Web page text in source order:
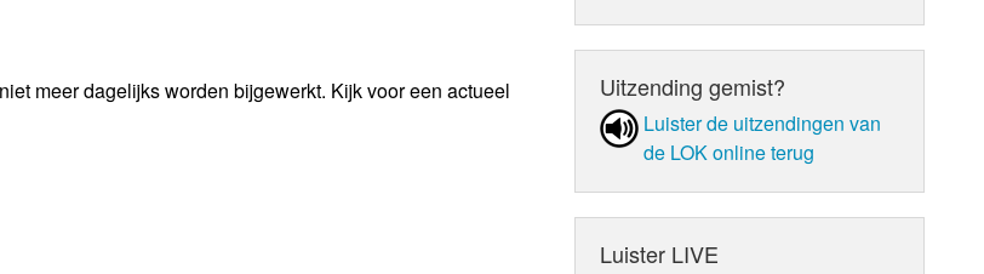
meer dagelijks worden bijgewerkt. Kijk voor een actueel
Uitzending gemist?
Luister de uit­zen­din­gen van
de LOK online terug
Luister LIVE